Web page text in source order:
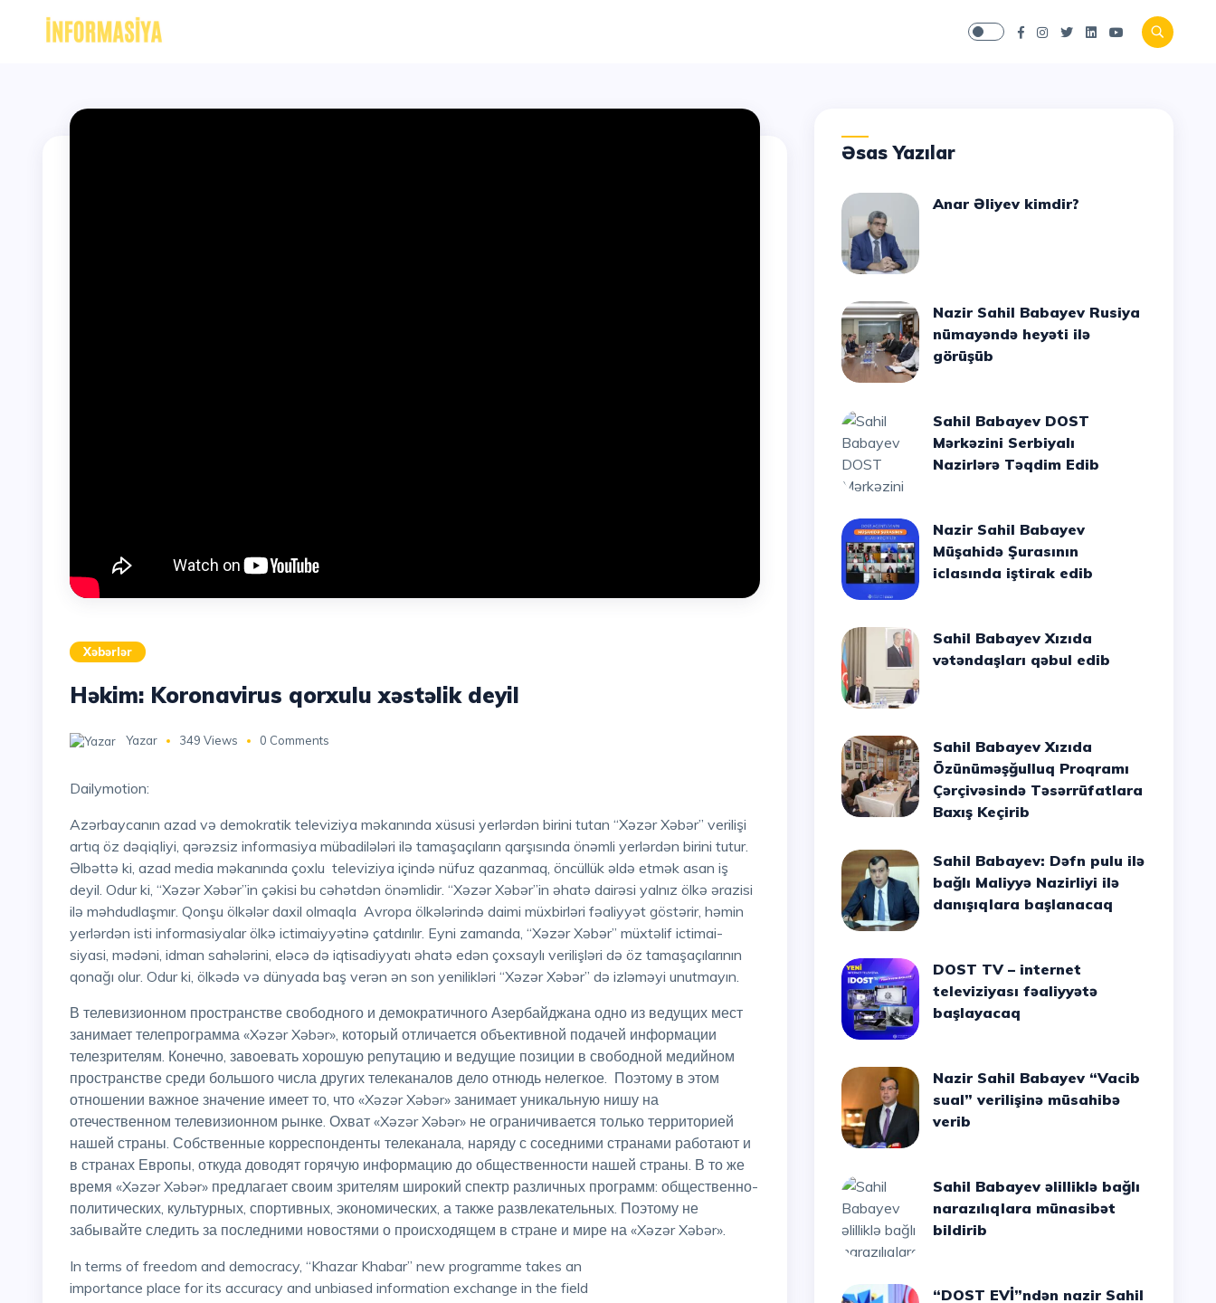
Xəbərlər
Həkim: Koronavirus qorxulu xəstəlik deyil
Yazar 349 Views 0 Comments
Dailymotion:
Azərbaycanın azad və demokratik televiziya məkanında xüsusi yerlərdən birini tutan “Xəzər Xəbər” verilişi
artıq öz dəqiqliyi, qərəzsiz informasiya mübadilələri ilə tamaşaçıların qarşısında önəmli yerlərdən birini tutur.
Əlbəttə ki, azad media məkanında çoxlu televiziya içində nüfuz qazanmaq, öncüllük əldə etmək asan iş
deyil. Odur ki, “Xəzər Xəbər”in çəkisi bu cəhətdən önəmlidir. “Xəzər Xəbər”in əhatə dairəsi yalnız ölkə ərazisi
ilə məhdudlaşmır. Qonşu ölkələr daxil olmaqla Avropa ölkələrində daimi müxbirləri fəaliyyət göstərir, həmin
yerlərdən isti informasiyalar ölkə ictimaiyyətinə çatdırılır. Eyni zamanda, “Xəzər Xəbər” müxtəlif ictimai-
siyasi, mədəni, idman sahələrini, eləcə də iqtisadiyyatı əhatə edən çoxsaylı verilişləri də öz tamaşaçılarının
qonağı olur. Odur ki, ölkədə və dünyada baş verən ən son yenilikləri “Xəzər Xəbər” də izləməyi unutmayın.
В телевизионном пространстве свободного и демократичного Азербайджана одно из ведущих мест
занимает телепрограмма «Xəzər Xəbər», который отличается объективной подачей информации
телезрителям. Конечно, завоевать хорошую репутацию и ведущие позиции в свободной медийном
пространстве среди большого числа других телеканалов дело отнюдь нелегкое. Поэтому в этом
отношении важное значение имеет то, что «Xəzər Xəbər» занимает уникальную нишу на
отечественном телевизионном рынке. Охват «Xəzər Xəbər» не ограничивается только территорией
нашей страны. Собственные корреспонденты телеканала, наряду с соседними странами работают и
в странах Европы, откуда доводят горячую информацию до общественности нашей страны. В то же
время «Xəzər Xəbər» предлагает своим зрителям широкий спектр различных программ: общественно-
политических, культурных, спортивных, экономических, а также развлекательных. Поэтому не
забывайте следить за последними новостями о происходящем в стране и мире на «Xəzər Xəbər».
In terms of freedom and democracy, “Khazar Khabar” new programme takes an
importance place for its accuracy and unbiased information exchange in the field
Əsas Yazılar
Anar Əliyev kimdir?
Nazir Sahil Babayev Rusiya
nümayəndə heyəti ilə
görüşüb
Sahil Babayev DOST
Mərkəzini Serbiyalı
Nazirlərə Təqdim Edib
Nazir Sahil Babayev
Müşahidə Şurasının
iclasında iştirak edib
Sahil Babayev Xızıda
vətəndaşları qəbul edib
Sahil Babayev Xızıda
Özünüməşğulluq Proqramı
Çərçivəsində Təsərrüfatlara
Baxış Keçirib
Sahil Babayev: Dəfn pulu ilə
bağlı Maliyyə Nazirliyi ilə
danışıqlara başlanacaq
DOST TV – internet
televiziyası fəaliyyətə
başlayacaq
Nazir Sahil Babayev “Vacib
sual” verilişinə müsahibə
verib
Sahil Babayev əlilliklə bağlı
narazılıqlara münasibət
bildirib
“DOST EVİ”ndən nazir Sahil